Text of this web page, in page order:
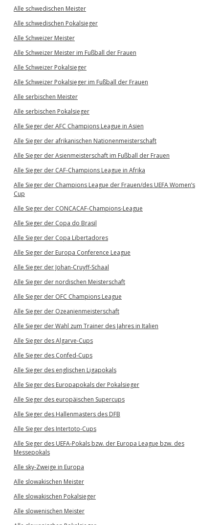
Alle schwedischen Meister
Alle schwedischen Pokalsieger
Alle Schweizer Meister
Alle Schweizer Meister im Fußball der Frauen
Alle Schweizer Pokalsieger
Alle Schweizer Pokalsieger im Fußball der Frauen
Alle serbischen Meister
Alle serbischen Pokalsieger
Alle Sieger der AFC Champions League in Asien
Alle Sieger der afrikanischen Nationenmeisterschaft
Alle Sieger der Asienmeisterschaft im Fußball der Frauen
Alle Sieger der CAF-Champions League in Afrika
Alle Sieger der Champions League der Frauen/des UEFA Women’s
Cup
Alle Sieger der CONCACAF-Champions-League
Alle Sieger der Copa do Brasil
Alle Sieger der Copa Libertadores
Alle Sieger der Europa Conference League
Alle Sieger der Johan-Cruyff-Schaal
Alle Sieger der nordischen Meisterschaft
Alle Sieger der OFC Champions League
Alle Sieger der Ozeanienmeisterschaft
Alle Sieger der Wahl zum Trainer des Jahres in Italien
Alle Sieger des Algarve-Cups
Alle Sieger des Confed-Cups
Alle Sieger des englischen Ligapokals
Alle Sieger des Europapokals der Pokalsieger
Alle Sieger des europäischen Supercups
Alle Sieger des Hallenmasters des DFB
Alle Sieger des Intertoto-Cups
Alle Sieger des UEFA-Pokals bzw. der Europa League bzw. des
Messepokals
Alle sky-Zweige in Europa
Alle slowakischen Meister
Alle slowakischen Pokalsieger
Alle slowenischen Meister